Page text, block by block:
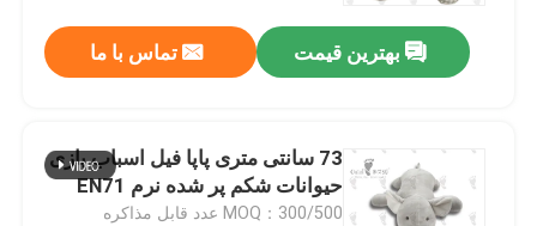
بهترین قیمت تماس با ما
73 سانتی متری پاپا فیل اسباب بازی
حیوانات شکم پر شده نرم EN71
MOQ：300/500 عدد قابل مذاکره